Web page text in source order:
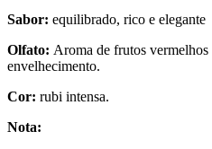
Sabor: equilibrado, rico e elegante
Olfato: Aroma de frutos vermelhos
envelhecimento.
Cor: rubi intensa.
Nota: